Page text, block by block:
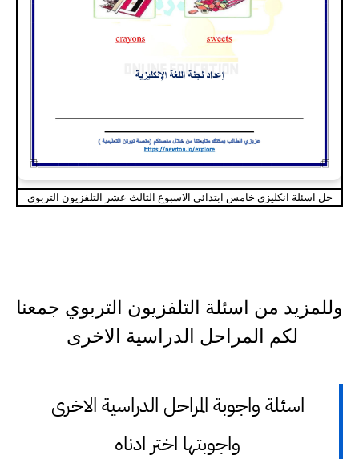
حل اسئلة انكليزي خامس ابتدائي الاسبوع الثالث عشر التلفزيون التربوي
وللمزيد من اسئلة التلفزيون التربوي جمعنا
لكم المراحل الدراسية الاخرى
اسئلة واجوبة المراحل الدراسية الاخرى
واجوبتها اختر ادناه